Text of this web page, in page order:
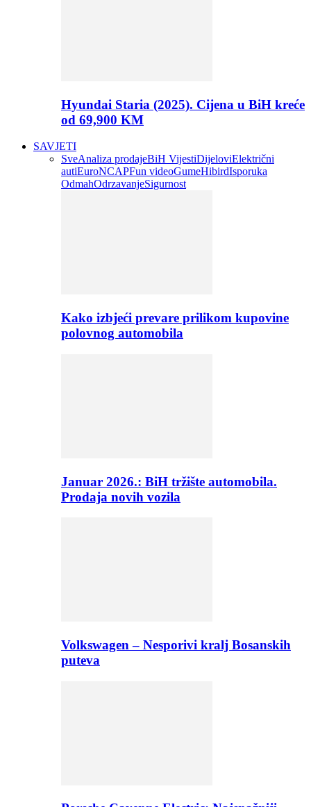
Hyundai Staria (2025). Cijena u BiH kreće
od 69,900 KM
SAVJETI
SveAnaliza prodajeBiH VijestiDijeloviElektrični
autiEuroNCAPFun videoGumeHibirdIsporuka
OdmahOdrzavanjeSigurnost
Kako izbjeći prevare prilikom kupovine
polovnog automobila
Januar 2026.: BiH tržište automobila.
Prodaja novih vozila
Volkswagen – Nesporivi kralj Bosanskih
puteva